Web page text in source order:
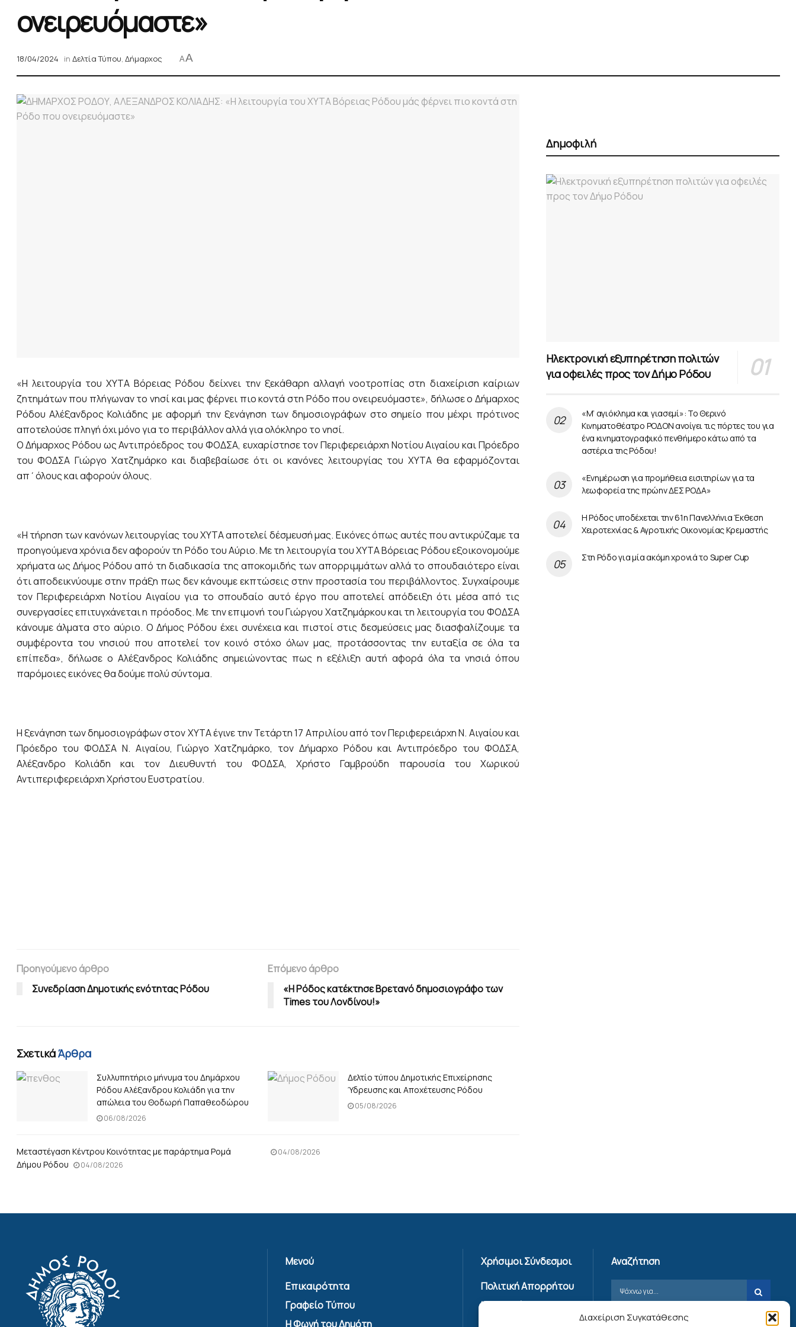
Διαχείριση Συγκατάθεσης
ονειρευόμαστε»
18/04/2024 in Δελτία Τύπου, Δήμαρχος AA
«Η λειτουργία του ΧΥΤΑ Βόρειας Ρόδου δείχνει την ξεκάθαρη αλλαγή νοοτροπίας στη διαχείριση καίριων
ζητημάτων που πλήγωναν το νησί και μας φέρνει πιο κοντά στη Ρόδο που ονειρευόμαστε», δήλωσε ο Δήμαρχος
Ρόδου Αλέξανδρος Κολιάδης με αφορμή την ξενάγηση των δημοσιογράφων στο σημείο που μέχρι πρότινος
αποτελούσε πληγή όχι μόνο για το περιβάλλον αλλά για ολόκληρο το νησί.
Ο Δήμαρχος Ρόδου ως Αντιπρόεδρος του ΦΟΔΣΑ, ευχαρίστησε τον Περιφερειάρχη Νοτίου Αιγαίου και Πρόεδρο
του ΦΟΔΣΑ Γιώργο Χατζημάρκο και διαβεβαίωσε ότι οι κανόνες λειτουργίας του ΧΥΤΑ θα εφαρμόζονται
απ΄όλους και αφορούν όλους.
«Η τήρηση των κανόνων λειτουργίας του ΧΥΤΑ αποτελεί δέσμευσή μας. Εικόνες όπως αυτές που αντικρύζαμε τα
προηγούμενα χρόνια δεν αφορούν τη Ρόδο του Αύριο. Με τη λειτουργία του ΧΥΤΑ Βόρειας Ρόδου εξοικονομούμε
χρήματα ως Δήμος Ρόδου από τη διαδικασία της αποκομιδής των απορριμμάτων αλλά το σπουδαιότερο είναι
ότι αποδεικνύουμε στην πράξη πως δεν κάνουμε εκπτώσεις στην προστασία του περιβάλλοντος. Συγχαίρουμε
τον Περιφερειάρχη Νοτίου Αιγαίου για το σπουδαίο αυτό έργο που αποτελεί απόδειξη ότι μέσα από τις
συνεργασίες επιτυγχάνεται η πρόοδος. Με την επιμονή του Γιώργου Χατζημάρκου και τη λειτουργία του ΦΟΔΣΑ
κάνουμε άλματα στο αύριο. Ο Δήμος Ρόδου έχει συνέχεια και πιστοί στις δεσμεύσεις μας διασφαλίζουμε τα
συμφέροντα του νησιού που αποτελεί τον κοινό στόχο όλων μας, προτάσσοντας την ευταξία σε όλα τα
επίπεδα», δήλωσε ο Αλέξανδρος Κολιάδης σημειώνοντας πως η εξέλιξη αυτή αφορά όλα τα νησιά όπου
παρόμοιες εικόνες θα δούμε πολύ σύντομα.
Η ξενάγηση των δημοσιογράφων στον ΧΥΤΑ έγινε την Τετάρτη 17 Απριλίου από τον Περιφερειάρχη Ν. Αιγαίου και
Πρόεδρο του ΦΟΔΣΑ Ν. Αιγαίου, Γιώργο Χατζημάρκο, τον Δήμαρχο Ρόδου και Αντιπρόεδρο του ΦΟΔΣΑ,
Αλέξανδρο Κολιάδη και τον Διευθυντή του ΦΟΔΣΑ, Χρήστο Γαμβρούδη παρουσία του Χωρικού
Αντιπεριφερειάρχη Χρήστου Ευστρατίου.
Προηγούμενο άρθρο
Συνεδρίαση Δημοτικής ενότητας Ρόδου
Επόμενο άρθρο
«Η Ρόδος κατέκτησε Βρετανό δημοσιογράφο των
Times του Λονδίνου!»
ΣχετικάΆρθρα
Συλλυπητήριο μήνυμα του Δημάρχου
Ρόδου Αλέξανδρου Κολιάδη για την
απώλεια του Θοδωρή Παπαθεοδώρου
06/08/2026
Δελτίο τύπου Δημοτικής Επιχείρησης
Ύδρευσης και Αποχέτευσης Ρόδου
05/08/2026
Μεταστέγαση Κέντρου Κοινότητας με παράρτημα Ρομά
Δήμου Ρόδου
04/08/2026
04/08/2026
Δημοφιλή
Ηλεκτρονική εξυπηρέτηση πολιτών
για οφειλές προς τον Δήμο Ρόδου
«Μ’ αγιόκλημα και γιασεμί»: Το Θερινό
Κινηματοθέατρο ΡΟΔΟΝ ανοίγει τις πόρτες του για
ένα κινηματογραφικό πενθήμερο κάτω από τα
αστέρια της Ρόδου!
«Ενημέρωση για προμήθεια εισιτηρίων για τα
λεωφορεία της πρώην ΔΕΣ ΡΟΔΑ»
Η Ρόδος υποδέχεται την 61η Πανελλήνια Έκθεση
Χειροτεχνίας & Αγροτικής Οικονομίας Κρεμαστής
Στη Ρόδο για μία ακόμη χρονιά το Super Cup
Μενού
Επικαιρότητα
Γραφείο Τύπου
Η Φωνή του Δημότη
Χρήσιμοι Σύνδεσμοι
Πολιτική Απορρήτου
Όροι Χρήσης
Αναζήτηση